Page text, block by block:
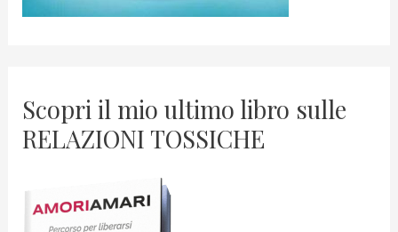
Scopri il mio ultimo libro sulle
RELAZIONI TOSSICHE